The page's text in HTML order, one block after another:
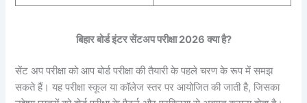
बिहार बोर्ड इंटर सेंटअप परीक्षा 2026 क्या है?
सेंट अप परीक्षा को आप बोर्ड परीक्षा की तैयारी के पहले चरण के रूप में समझ
सकते हैं। यह परीक्षा स्कूल या कॉलेज स्तर पर आयोजित की जाती है, जिसका